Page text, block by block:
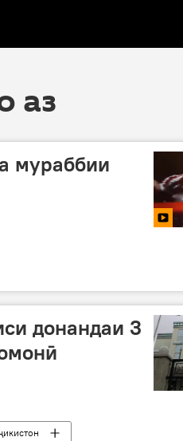
аз
мураббии
донандаи 3